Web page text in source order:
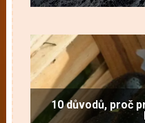
10 důvodů, proč